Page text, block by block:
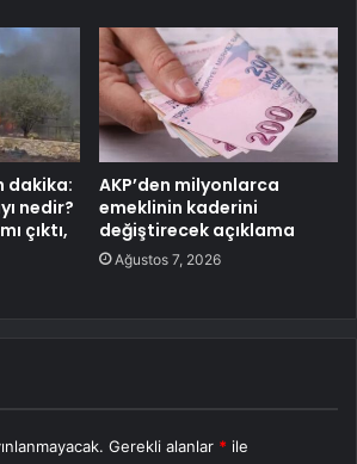
dakika:
nedir?
çıktı,
AKP’den milyonlarca
emeklinin kaderini
değiştirecek açıklama
Ağustos 7, 2026
Gerekli alanlar * ile